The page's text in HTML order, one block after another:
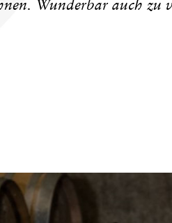
Wunderbar auch zu